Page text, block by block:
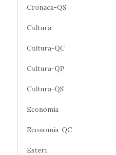
Cronaca-QS
Cultura
Cultura-QC
Cultura-QP
Cultura-QS
Economia
Economia-QC
Esteri